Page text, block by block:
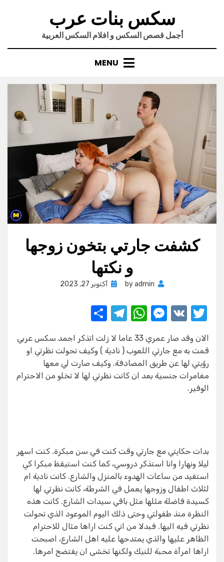
سكس بنات عرب
أجمل قصص السكس و افلام السكس العربية
MENU
كشفت جارتي بتخون زوجها
و نكتها
byadmin
Posted
أكتوبر 27, 2023
T
it
te
r
V
M
ss
e
n
W
at
s
A
T
e
gr
a
ar
e
الان وقد صار عمري 33 عاما لا زلت اتذكر اجمد سكس عربي
قمت به مع جارتي اللعوب ( نادية ) وكيف تحولت نظرتي او
رؤيتي لها عن طريق المصادفة. وكيف صارت لي معها
مغامرات جنسية بعد ان كانت نظرتي لها لا تخلو من الاحترام
الوفير.
بدات حكايتي مع جارتي وقت كنت في سن مبكرة. كنت اسهر
ليلا ونهارا وانا استذكر دروسي، كما كنت استيقظ مبكرا كي
استفيد من ساعات الهدوء بالمنزل والشارع. كانت نادية ام
لثلاث اطفال وزوجها يعمل في الشرطة، كانت نظرتي لها
كسيدة فاضلة مثلها مثل باقي سيدات الشارع. كانت هذه
النظرة منذ طفولتي وحتى ذلك اليوم الموعود الذي تحولت
نظرتي فيه اليها. فبدلا من اني كنت اراها مثال للاحترام
الظاهر عليها والذي يمتدحها عليه اهل الشارع، اصبحت
اراها امرأة محبة للنيك ولكنها تخشى ان يفتضح امرها.